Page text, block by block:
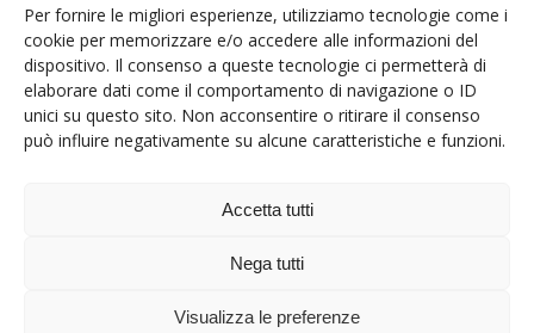
Per fornire le migliori esperienze, utilizziamo tecnologie come i
cookie per memorizzare e/o accedere alle informazioni del
dispositivo. Il consenso a queste tecnologie ci permetterà di
elaborare dati come il comportamento di navigazione o ID
unici su questo sito. Non acconsentire o ritirare il consenso
può influire negativamente su alcune caratteristiche e funzioni.
Accetta tutti
Nega tutti
Visualizza le preferenze
Indirizzo:
Politecnico di Milano - Dipartimento di Energia, Campus
Bovisa
News:
Conclusione progetto URBEM